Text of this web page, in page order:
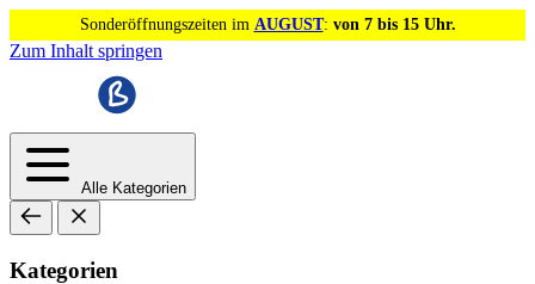
Sonderöffnungszeiten im AUGUST: von 7 bis 15 Uhr.
Zum Inhalt springen
Alle Kategorien
Kategorien